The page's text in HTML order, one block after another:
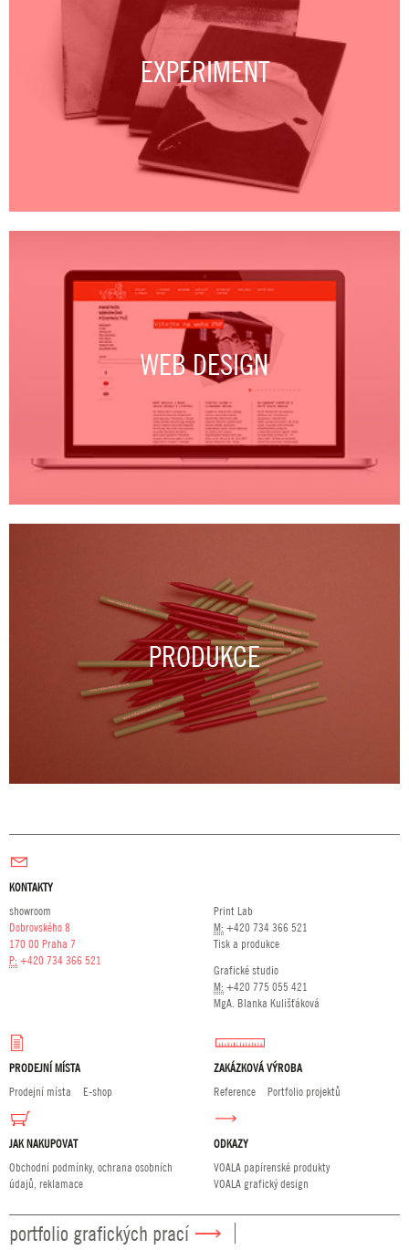
EXPERIMENT
WEB DESIGN
PRODUKCE
KONTAKTY
showroom
Dobrovského 8
170 00 Praha 7
P: +420 734 366 521
Print Lab
M: +420 734 366 521
Tisk a produkce
Grafické studio
M: +420 775 055 421
MgA. Blanka Kulišťáková
PRODEJNÍ MÍSTA
Prodejní místa
E-shop
ZAKÁZKOVÁ VÝROBA
Reference
Portfolio projektů
JAK NAKUPOVAT
Obchodní podmínky, ochrana osobních
údajů, reklamace
ODKAZY
VOALA papírenské produkty
VOALA grafický design
portfolio grafických prací